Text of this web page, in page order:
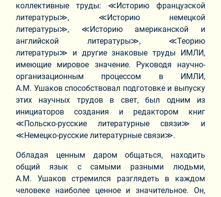
коллективные труды: ≪Историю французской
литературы≫, ≪Историю немецкой
литературы≫, ≪Историю американской и
английской литературы≫, ≪Теорию
литературы≫ и другие знаковые труды ИМЛИ,
имеющие мировое значение. Руководя научно-
организационным процессом в ИМЛИ,
А.М. Ушаков способствовал подготовке и выпуску
этих научных трудов в свет, был одним из
инициаторов создания и редактором книг
≪Польско-русские литературные связи≫ и
≪Немецко-русские литературные связи≫.
Обладая ценным даром общаться, находить
общий язык с самыми разными людьми,
А.М. Ушаков стремился разглядеть в каждом
человеке наиболее ценное и значительное. Он,